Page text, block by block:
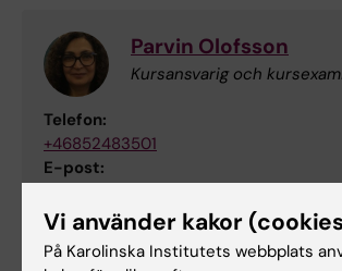
Parvin Olofsson
Kursansvarig och
Telefon:
+46852483501
E-post:
Vi använder kakor
På Karolinska Institutets webbplats